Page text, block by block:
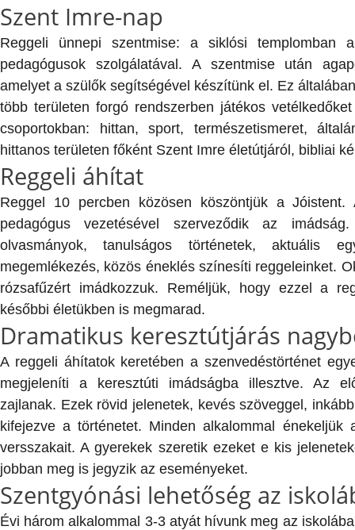
Szent Imre-nap
Reggeli ünnepi szentmise: a siklósi
pedagógusok szolgálatával. A szentmise után
amelyet a szülők segítségével készítünk el. Ez
több területen forgó rendszerben játékos
csoportokban: hittan, sport, természetismeret,
hittanos területen főként Szent Imre életútjáról, bibliai
Reggeli áhítat
Reggel 10 percben közösen köszöntjük a
pedagógus vezetésével szerveződik az
olvasmányok, tanulságos történetek, aktuális
megemlékezés, közös éneklés színesíti reggeleinket.
rózsafűzért imádkozzuk. Reméljük, hogy ezzel a
későbbi életükben is megmarad.
Dramatikus keresztútjárás
A reggeli áhítatok keretében a szenvedéstörténet
megjeleníti a keresztúti imádságba illesztve. Az
zajlanak. Ezek rövid jelenetek, kevés szöveggel,
kifejezve a történetet. Minden alkalommal énekeljük
versszakait. A gyerekek szeretik ezeket e kis
jobban meg is jegyzik az eseményeket.
Szentgyónási lehetőség az
Évi három alkalommal 3-3 atyát hívunk meg az